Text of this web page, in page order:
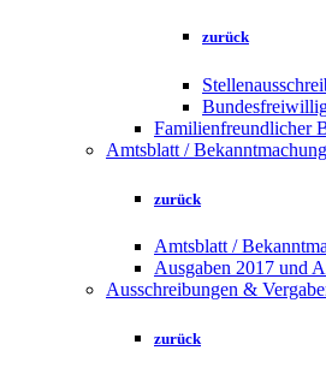
zurück
Familienfreundlicher
Amtsblatt /
zurück
Amtsblatt /
Ausgaben 2017 und
Ausschreibungen &
zurück